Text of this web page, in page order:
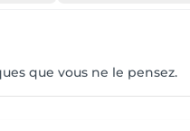
que vous ne le pensez.